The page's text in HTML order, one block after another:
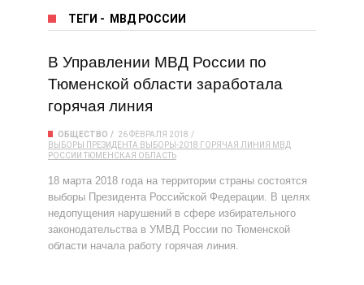
ТЕГИ - МВД РОССИИ
В Управлении МВД России по
Тюменской области заработала
горячая линия
ОБЩЕСТВО
26 ФЕВРАЛЯ 2018
ВЫБОРЫ ПРЕЗИДЕНТА ВЫБОРЫ-2018 ГОРЯЧАЯ ЛИНИЯ МВД
РОССИИ ТЮМЕНСКАЯ ОБЛАСТЬ
18 марта 2018 года на территории страны состоятся
выборы Президента Российской Федерации. В целях
недопущения нарушений в сфере избирательного
законодательства в УМВД России по Тюменской
области начала работу горячая линия.